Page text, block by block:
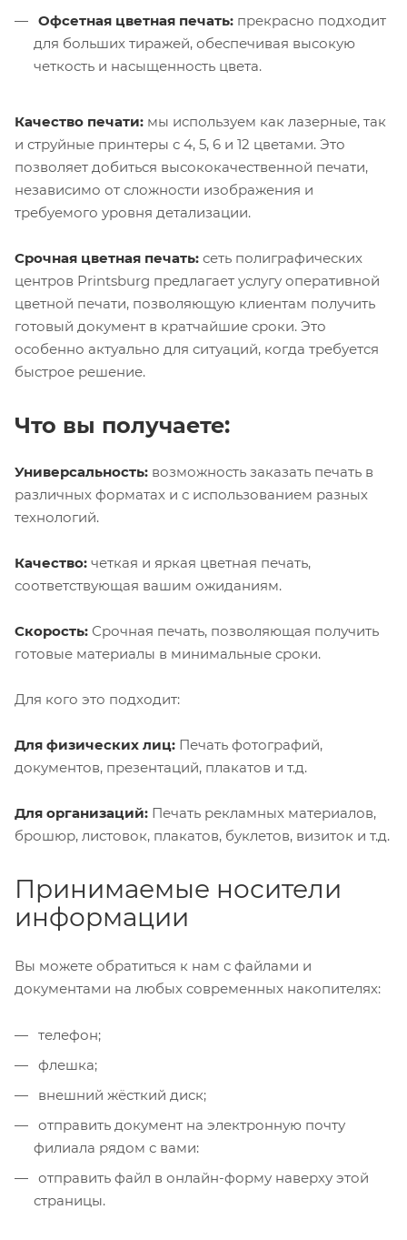
Офсетная цветная печать: прекрасно подходит
для больших тиражей, обеспечивая высокую
четкость и насыщенность цвета.
Качество печати: мы используем как лазерные, так
и струйные принтеры с 4, 5, 6 и 12 цветами. Это
позволяет добиться высококачественной печати,
независимо от сложности изображения и
требуемого уровня детализации.
Срочная цветная печать: сеть полиграфических
центров Printsburg предлагает услугу оперативной
цветной печати, позволяющую клиентам получить
готовый документ в кратчайшие сроки. Это
особенно актуально для ситуаций, когда требуется
быстрое решение.
Что вы получаете:
Универсальность: возможность заказать печать в
различных форматах и с использованием разных
технологий.
Качество: четкая и яркая цветная печать,
соответствующая вашим ожиданиям.
Скорость: Срочная печать, позволяющая получить
готовые материалы в минимальные сроки.
Для кого это подходит:
Для физических лиц: Печать фотографий,
документов, презентаций, плакатов и т.д.
Для организаций: Печать рекламных материалов,
брошюр, листовок, плакатов, буклетов, визиток и т.д.
Принимаемые носители
информации
Вы можете обратиться к нам с файлами и
документами на любых современных накопителях:
телефон;
флешка;
внешний жёсткий диск;
отправить документ на электронную почту
филиала рядом с вами:
отправить файл в онлайн-форму наверху этой
страницы.